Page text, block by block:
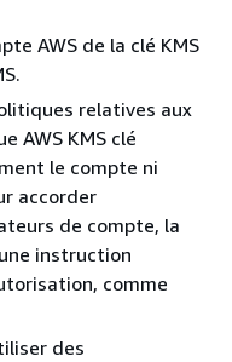
AWS de la clé KMS
relatives aux
AWS KMS clé
le compte ni
accorder
de compte, la
instruction
comme
des